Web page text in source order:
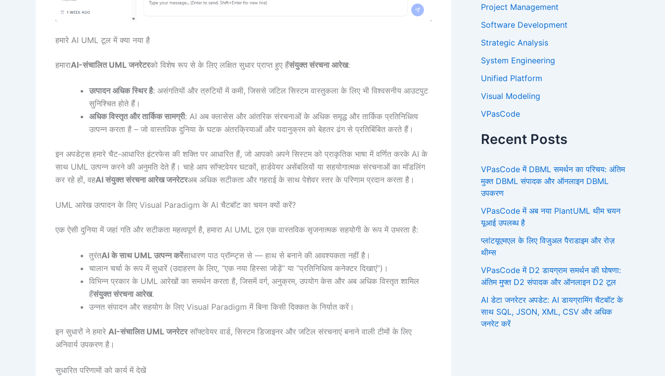
हमारे AI UML टूल में क्या नया है
हमाराAI-संचालित UML जनरेटरको विशेष रूप से के लिए लक्षित सुधार प्राप्त हुए हैंसंयुक्त संरचना आरेख:
उत्पादन अधिक स्थिर है: असंगतियों और त्रुटियों में कमी, जिससे जटिल सिस्टम वास्तुकला के लिए भी विश्वसनीय आउटपुट
सुनिश्चित होते हैं।
अधिक विस्तृत और तार्किक सामग्री: AI अब क्लासेस और आंतरिक संरचनाओं के अधिक समृद्ध और तार्किक प्रतिनिधित्व
उत्पन्न करता है – जो वास्तविक दुनिया के घटक अंतरक्रियाओं और पदानुक्रम को बेहतर ढंग से प्रतिबिंबित करते हैं।
इन अपडेट्स हमारे चैट-आधारित इंटरफेस की शक्ति पर आधारित हैं, जो आपको अपने सिस्टम को प्राकृतिक भाषा में वर्णित करके AI के
साथ UML उत्पन्न करने की अनुमति देते हैं। चाहे आप सॉफ्टवेयर घटकों, हार्डवेयर असेंबलियों या सहयोगात्मक संरचनाओं का मॉडलिंग
कर रहे हों, वहAI संयुक्त संरचना आरेख जनरेटरअब अधिक सटीकता और गहराई के साथ पेशेवर स्तर के परिणाम प्रदान करता है।
UML आरेख उत्पादन के लिए Visual Paradigm के AI चैटबॉट का चयन क्यों करें?
एक ऐसी दुनिया में जहां गति और सटीकता महत्वपूर्ण है, हमारा AI UML टूल एक वास्तविक सृजनात्मक सहयोगी के रूप में उभरता है:
तुरंतAI के साथ UML उत्पन्न करेंसाधारण पाठ प्रॉम्प्ट्स से — हाथ से बनाने की आवश्यकता नहीं है।
चालान चर्चा के रूप में सुधारें (उदाहरण के लिए, “एक नया हिस्सा जोड़ें” या “प्रतिनिधित्व कनेक्टर दिखाएं”)।
विभिन्न प्रकार के UML आरेखों का समर्थन करता है, जिसमें वर्ग, अनुक्रम, उपयोग केस और अब अधिक विस्तृत शामिल
हैंसंयुक्त संरचना आरेख.
उन्नत संपादन और सहयोग के लिए Visual Paradigm में बिना किसी दिक्कत के निर्यात करें।
इन सुधारों ने हमारे AI-संचालित UML जनरेटरसॉफ्टवेयर वार्ड, सिस्टम डिजाइनर और जटिल संरचनाएं बनाने वाली टीमों के लिए
अनिवार्य उपकरण है।
सुधारित परिणामों को कार्य में देखें
Project Management
Software Development
Strategic Analysis
System Engineering
Unified Platform
Visual Modeling
VPasCode
Recent Posts
VPasCode में DBML समर्थन का परिचय: अंतिम
मुक्त DBML संपादक और ऑनलाइन DBML
उपकरण
VPasCode में अब नया PlantUML थीम चयन
यूआई उपलब्ध है
प्लांटयूएमएल के लिए विजुअल पैराडाइम और रोज़
थीम्स
VPasCode में D2 डायग्राम समर्थन की घोषणा:
अंतिम मुफ्त D2 संपादक और ऑनलाइन D2 टूल
AI डेटा जनरेटर अपडेट: AI डायग्रामिंग चैटबॉट के
साथ SQL, JSON, XML, CSV और अधिक
जनरेट करें